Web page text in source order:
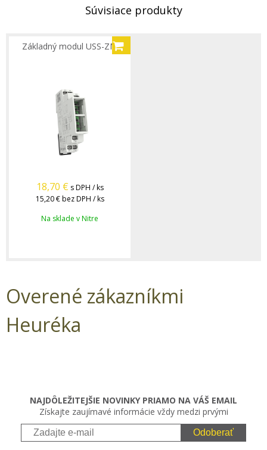
Súvisiace produkty
Základný modul USS-ZM
18,70 € s DPH / ks
15,20 € bez DPH / ks
Na sklade v Nitre
Overené zákazníkmi
Heuréka
NAJDÔLEŽITEJŠIE NOVINKY PRIAMO NA VÁŠ EMAIL
Získajte zaujímavé informácie vždy medzi prvými
Odoberať